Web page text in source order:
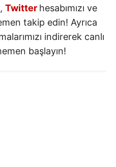
Twitter hesabımızı ve
takip edin! Ayrıca
indirerek canlı
başlayın!